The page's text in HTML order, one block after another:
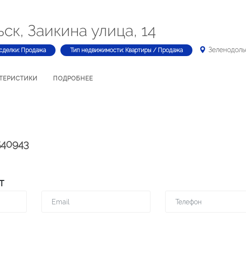
Заикина улица, 14
Продажа Тип недвижимости: Квартиры / Продажа
ПОДРОБНЕЕ